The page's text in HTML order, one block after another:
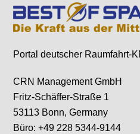
Portal deutscher Raumfahrt-
CRN Management GmbH
Fritz-Schäffer-Straße 1
53113 Bonn, Germany
Büro: +49 228 5344-9144